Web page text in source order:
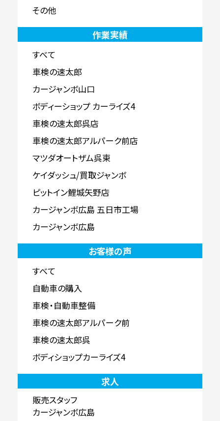
その他
作業実績
すべて
車検の速太郎
カージャンボ山口
ボディーショップ カーライズ4
車検の速太郎呉店
車検の速太郎アルパーク前店
マツダオートザム呉東
ケイダッシュ/買取ジャンボ
ピットイン鯉城矢野店
カージャンボ広島 五日市工場
カージャンボ広島
お客様の声
すべて
自動車の購入
車検・自動車整備
車検の速太郎アルパーク前
車検の速太郎呉
ボディショップカーライズ4
求人
販売スタッフ
カージャンボ広島